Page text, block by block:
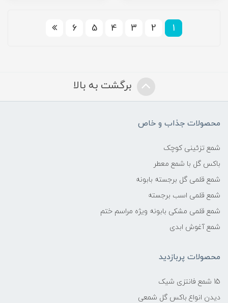
1
2
3
4
5
6
برگشت به بالا
محصولات جذاب و خاص
شمع تزئینی کوچک
باکس گل با شمع معطر
شمع قلمی گل برجسته بابونه
شمع قلمی اسب برجسته
شمع قلمی مشکی بابونه ویژه مراسم ختم
شمع آغوش ابدی
محصولات پربازدید
15 شمع فانتزی شیک
دیدن انواع باکس گل شمعی